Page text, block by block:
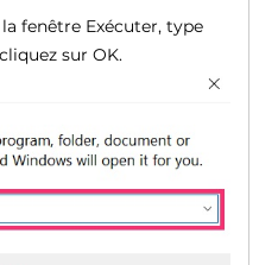
fenêtre Exécuter, type
sur OK.